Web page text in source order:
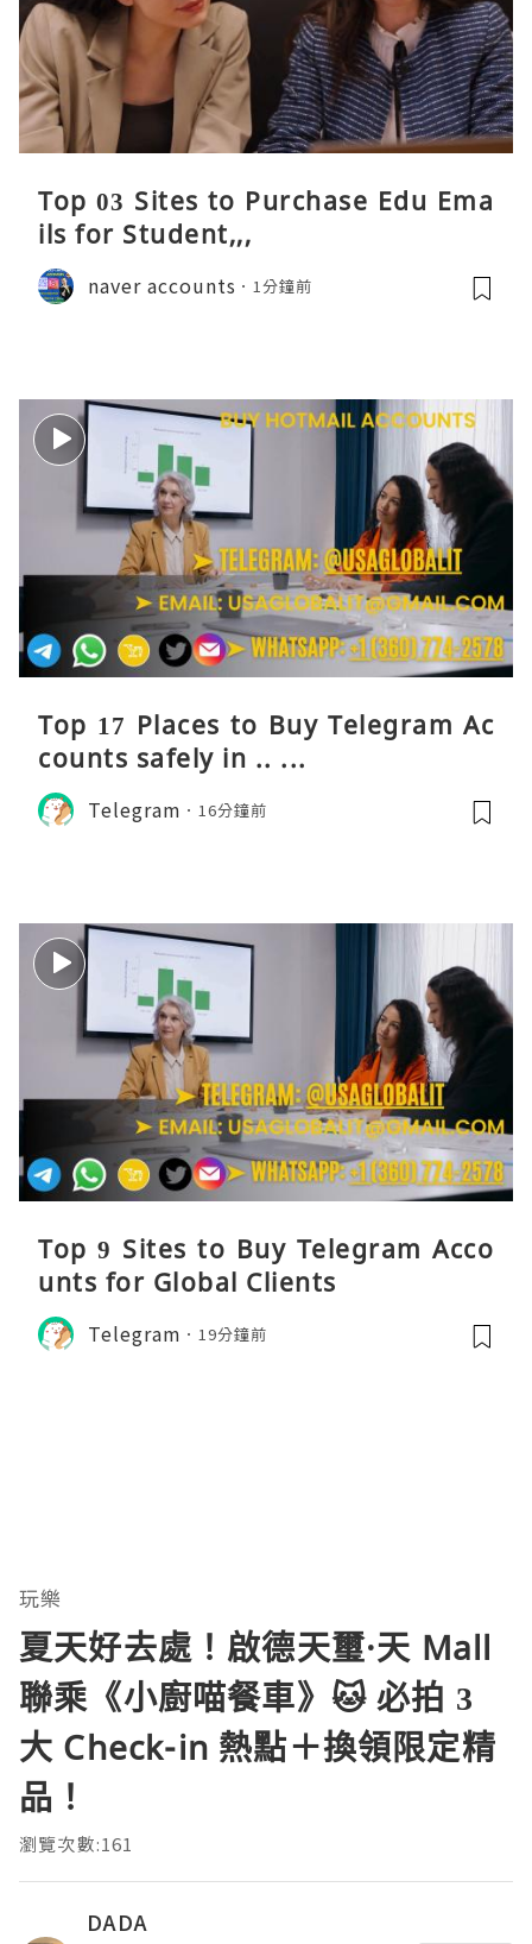
Top 03 Sites to Purchase Edu Ema
ils for Student,,,
naver accounts 1分鐘前
Top 17 Places to Buy Telegram Ac
counts safely in .. ...
Telegram 16分鐘前
Top 9 Sites to Buy Telegram Acco
unts for Global Clients
Telegram 19分鐘前
玩樂
夏天好去處！啟德天璽·天 Mall
聯乘《小廚喵餐車》🐱 必拍 3
大 Check-in 熱點＋換領限定精
品！
瀏覽次數:161
DADA